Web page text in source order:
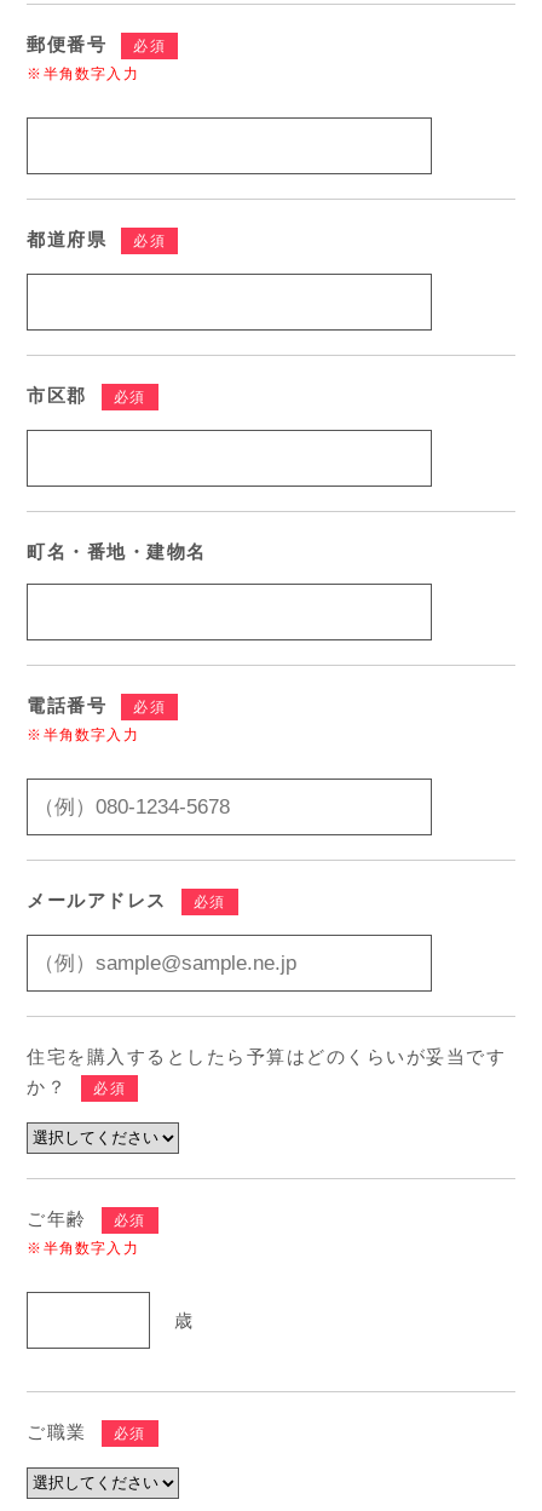
郵便番号
必須
※半角数字入力
都道府県 必須
市区郡 必須
町名・番地・建物名
電話番号
必須
※半角数字入力
メールアドレス 必須
住宅を購入するとしたら予算はどのくらいが妥当です
か？
必須
ご年齢
必須
※半角数字入力
歳
ご職業 必須